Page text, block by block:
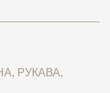
РУКАВА,